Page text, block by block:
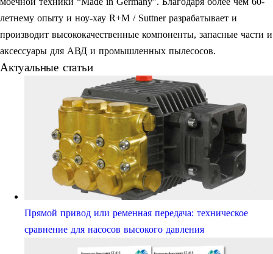
летнему опыту и ноу-хау R+M / Suttner разрабатывает и
производит высококачественные компоненты, запасные части и
аксессуары для АВД и промышленных пылесосов.
Актуальные статьи
Прямой привод или ременная передача: техническое
сравнение для насосов высокого давления